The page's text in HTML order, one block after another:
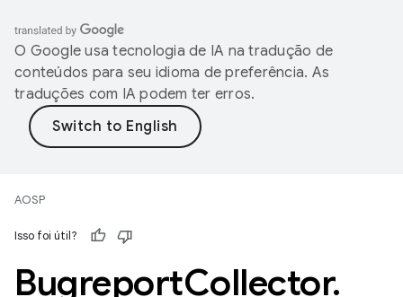
O Google usa tecnologia de IA na tradução de
conteúdos para seu idioma de preferência. As
traduções com IA podem ter erros.
AOSP
Isso foi útil?
BugreportCollector.